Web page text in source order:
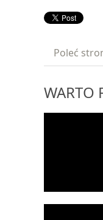
Poleć
WARTO